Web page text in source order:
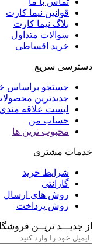
قوانین نیما کارت
بلاگ نیما کارت
سوالات متداول
خرید اقساطی
دسترسی سریع
جستجو براساس
جدیدترین
لیست علاقه
حساب من
محبوب ترین ها
خدمات مشتری
شرایط خرید
گارانتی
روش های ارسال
روش پرداخت
از جدیـــد تریــن